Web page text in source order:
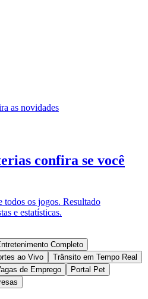
as novidades
confira se você
os jogos. Resultado
e estatísticas.
Completo
ao Vivo
Trânsito em Tempo Real
de Emprego
Portal Pet